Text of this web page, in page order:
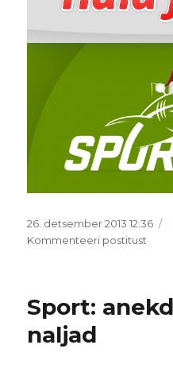
Postitatud
26. detsember 2013 12:36
Kommenteeri postitust
Sport:
naljad